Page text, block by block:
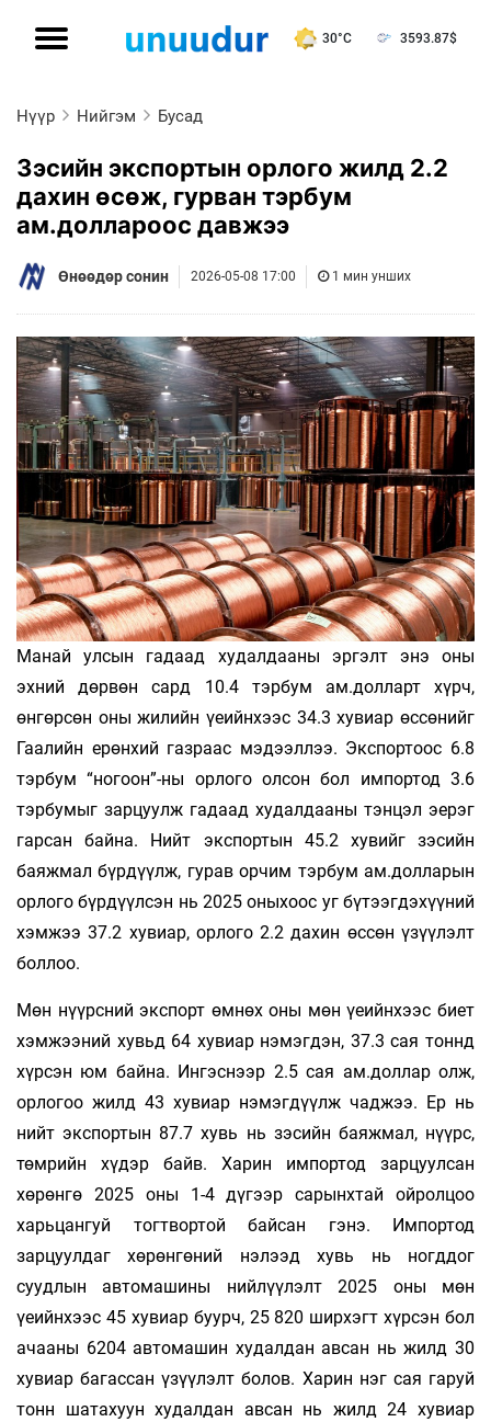
30°C 3593.87$
Нүүр Нийгэм Бусад
Зэсийн экспортын орлого жилд 2.2
дахин өсөж, гурван тэрбум
ам.доллароос давжээ
Өнөөдөр сонин 2026-05-08 17:00 1 мин унших
Манай улсын гадаад худалдааны эргэлт энэ оны
эхний дөрвөн сард 10.4 тэрбум ам.долларт хүрч,
өнгөрсөн оны жилийн үеийнхээс 34.3 хувиар өссөнийг
Гаалийн ерөнхий газраас мэдээллээ. Экспортоос 6.8
тэрбум “ногоон”-ны орлого олсон бол импортод 3.6
тэрбумыг зарцуулж гадаад худалдааны тэнцэл эерэг
гарсан байна. Нийт экспортын 45.2 хувийг зэсийн
баяжмал бүрдүүлж, гурав орчим тэрбум ам.долларын
орлого бүрдүүлсэн нь 2025 оныхоос уг бүтээгдэхүүний
хэмжээ 37.2 хувиар, орлого 2.2 дахин өссөн үзүүлэлт
боллоо.
Мөн нүүрсний экспорт өмнөх оны мөн үеийнхээс биет
хэмжээний хувьд 64 хувиар нэмэгдэн, 37.3 сая тоннд
хүрсэн юм байна. Ингэснээр 2.5 сая ам.доллар олж,
орлогоо жилд 43 хувиар нэмэгдүүлж чаджээ. Ер нь
нийт экспортын 87.7 хувь нь зэсийн баяжмал, нүүрс,
төмрийн хүдэр байв. Харин импортод зарцуулсан
хөрөнгө 2025 оны 1-4 дүгээр сарынхтай ойролцоо
харьцангуй тогтвортой байсан гэнэ. Импортод
зарцуулдаг хөрөнгөний нэлээд хувь нь ногддог
суудлын автомашины нийлүүлэлт 2025 оны мөн
үеийнхээс 45 хувиар буурч, 25 820 ширхэгт хүрсэн бол
ачааны 6204 автомашин худалдан авсан нь жилд 30
хувиар багассан үзүүлэлт болов. Харин нэг сая гаруй
тонн шатахуун худалдан авсан нь жилд 24 хувиар